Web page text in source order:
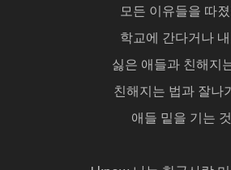
모든 이유들을 따졌
학교에 간다거나
싫은 애들과 친해지
친해지는 법과 잘나
애들 밑을 기는 것